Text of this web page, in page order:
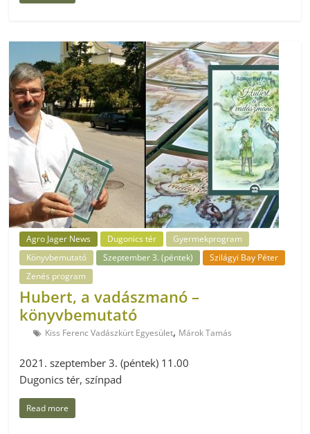
Agro Jager News Dugonics tér
Gyermekprogram
Könyvbemutató
Szeptember 3. (péntek)
Szilágyi Bay Péter
Zenés program
Hubert, a vadászmanó –
könyvbemutató
Kiss Ferenc Vadászkürt Egyesület, Márok Tamás
2021. szeptember 3. (péntek) 11.00
Dugonics tér, színpad
Read more